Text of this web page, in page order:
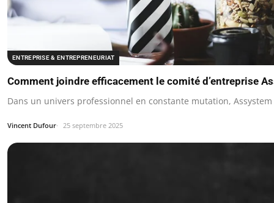
ENTREPRISE & ENTREPRENEURIAT
Comment joindre efficacement le comité d’entreprise
Dans un univers professionnel en constante mutation,
Vincent Dufour 25 septembre 2025